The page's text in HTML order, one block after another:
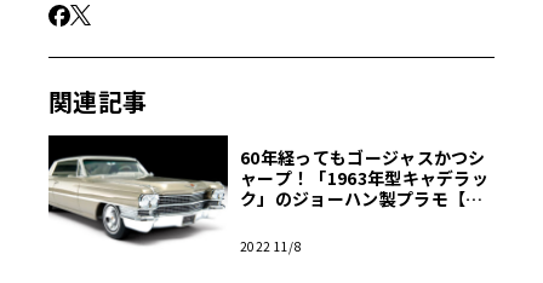
ッケージのブロアムが加わったのだが、これはパッデド・
ルーフを具えたモデルである。なお、ブロアムの名は馬車
の形式にちなむもので、戦前から何度かキャデラックで使
われていた。
これが1971年型ではフリートウッド60スペシャル・ブロア
ムとして一本化。さらに1975年型でフリートウッド・ブロ
アムが正式な車名となった。ここで採り上げているのはそ
の次の世代（1977年型から）のモデルだが、この頃のアメ
関連記事
60年経ってもゴージャスかつシ
ャープ！「1963年型キャデラッ
ク」のジョーハン製プラモ【モ
2022 11/8